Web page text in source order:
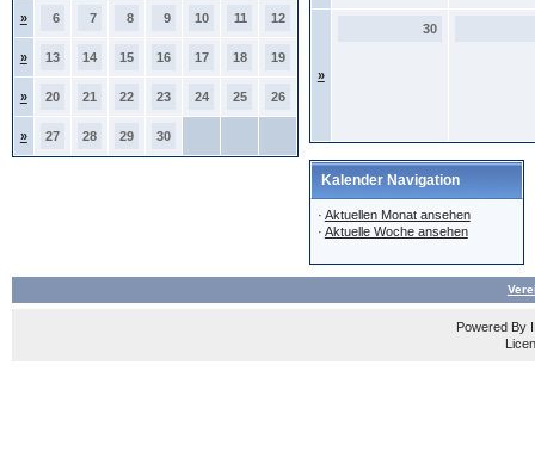
» 6 7 8 9 10 11 12
» 13 14 15 16 17 18 19
» 20 21 22 23 24 25 26
» 27 28 29 30
»
30
Kalender Navigation
· Aktuellen Monat ansehen
· Aktuelle Woche ansehen
Powered By